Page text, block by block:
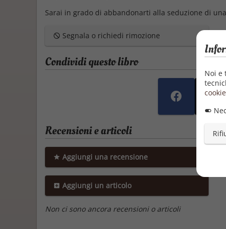
Sarai in grado di abbandonarti alla seduzione di
Segnala o richiedi rimozione
Condividi questo libro
Recensioni e articoli
Aggiungi una recensione
Aggiungi un articolo
Non ci sono ancora recensioni o articoli
Noi e